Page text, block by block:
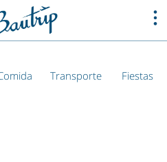
Transporte Fiestas